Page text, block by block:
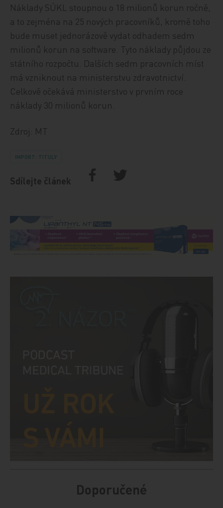
Náklady SÚKL stoupnou o 18 milionů korun ročně,
a to zejména na 25 nových pracovníků, kromě toho
bude muset jednorázově vydat odhadem sedm
milionů korun na software. Tyto náklady půjdou ze
státního rozpočtu. Dalších sedm pracovních míst
má vzniknout na ministerstvu zdravotnictví.
Celkově očekává ministerstvo v prvním roce
náklady 30 milionů korun.
Zdroj: MT
IMPORT: TITULY
Sdílejte článek
Doporučené